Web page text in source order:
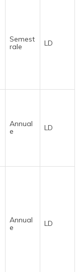
Semest
rale
LD
Annual
e
LD
Annual
e
LD